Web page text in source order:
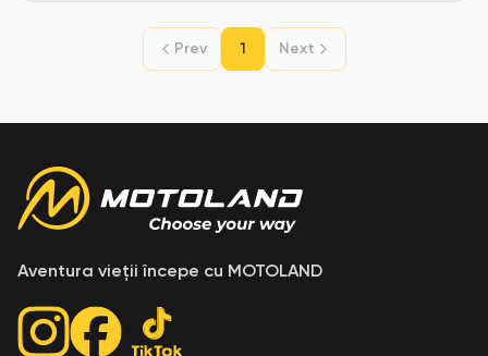
Prev 1 Next
Aventura vieții începe cu MOTOLAND